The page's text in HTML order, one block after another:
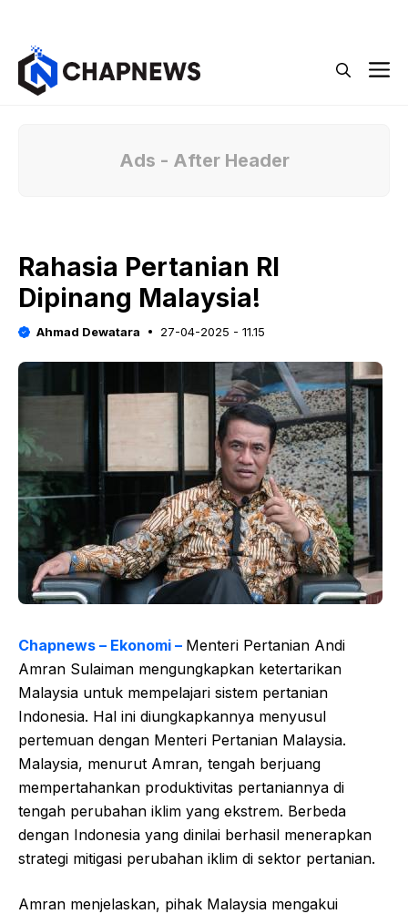
Ads - After Header
Rahasia Pertanian RI
Dipinang Malaysia!
Ahmad Dewatara 27-04-2025 - 11.15
Chapnews – Ekonomi – Menteri Pertanian Andi
Amran Sulaiman mengungkapkan ketertarikan
Malaysia untuk mempelajari sistem pertanian
Indonesia. Hal ini diungkapkannya menyusul
pertemuan dengan Menteri Pertanian Malaysia.
Malaysia, menurut Amran, tengah berjuang
mempertahankan produktivitas pertaniannya di
tengah perubahan iklim yang ekstrem. Berbeda
dengan Indonesia yang dinilai berhasil menerapkan
strategi mitigasi perubahan iklim di sektor pertanian.
Amran menjelaskan, pihak Malaysia mengakui